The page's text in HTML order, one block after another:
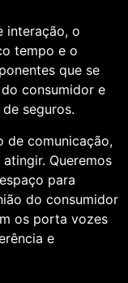
interação, o
tempo e o
que se
consumidor e
seguros.
de comunicação,
Queremos
para
do consumidor
os porta vozes
e